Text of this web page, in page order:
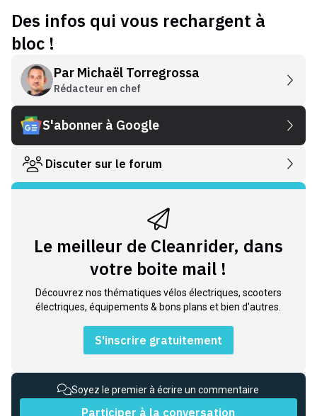
Des infos qui vous rechargent à
bloc !
Par Michaël Torregrossa
Rédacteur en chef
S'abonner à Google
Discuter sur le forum
Le meilleur de Cleanrider, dans
votre boite mail !
Découvrez nos thématiques vélos électriques, scooters
électriques, équipements & bons plans et bien d'autres.
S'inscrire gratuitement
Soyez le premier à écrire un commentaire
Participer à la conversation